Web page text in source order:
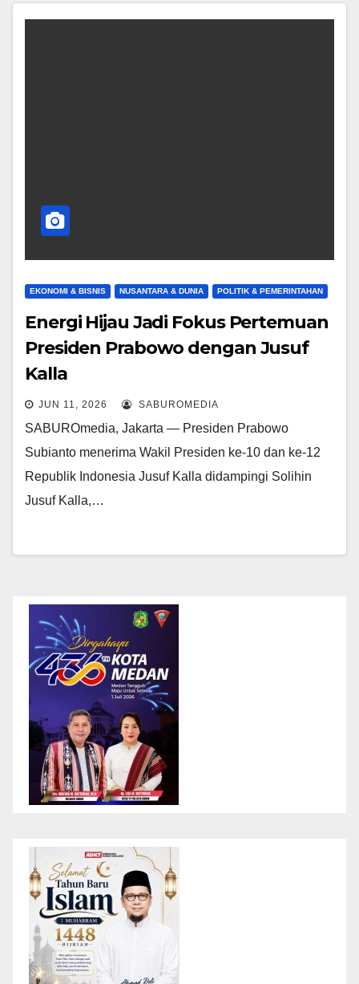
EKONOMI & BISNIS NUSANTARA & DUNIA POLITIK & PEMERINTAHAN
Energi Hijau Jadi Fokus Pertemuan
Presiden Prabowo dengan Jusuf
Kalla
JUN 11, 2026 SABUROMEDIA
SABUROmedia, Jakarta — Presiden Prabowo
Subianto menerima Wakil Presiden ke-10 dan ke-12
Republik Indonesia Jusuf Kalla didampingi Solihin
Jusuf Kalla,…